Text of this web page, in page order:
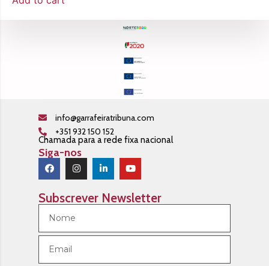
info@garrafeiratribuna.com
+351 932 150 152
Chamada para a rede fixa nacional
Siga-nos
Subscrever Newsletter